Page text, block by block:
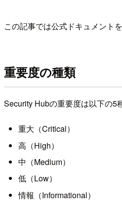
この記事では公式ドキュメント
重要度の種類
Security Hubの重要度は以下の5
重大（Critical）
高（High）
中（Medium）
低（Low）
情報（Informational）